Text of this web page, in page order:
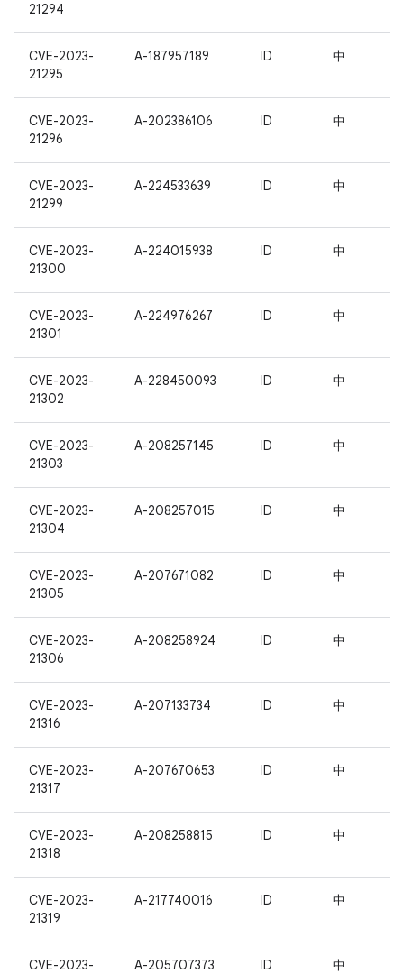
21294
CVE-2023-
21295
A-187957189 ID 中
CVE-2023-
21296
A-202386106 ID 中
CVE-2023-
21299
A-224533639 ID 中
CVE-2023-
21300
A-224015938 ID 中
CVE-2023-
21301
A-224976267 ID 中
CVE-2023-
21302
A-228450093 ID 中
CVE-2023-
21303
A-208257145 ID 中
CVE-2023-
21304
A-208257015 ID 中
CVE-2023-
21305
A-207671082 ID 中
CVE-2023-
21306
A-208258924 ID 中
CVE-2023-
21316
A-207133734 ID 中
CVE-2023-
21317
A-207670653 ID 中
CVE-2023-
21318
A-208258815 ID 中
CVE-2023-
21319
A-217740016 ID 中
CVE-2023-
A-205707373 ID 中